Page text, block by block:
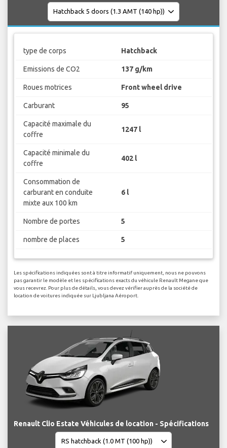
type de corps Hatchback
Emissions de CO2 137 g/km
Roues motrices Front wheel drive
Carburant 95
Capacité maximale du
coffre
1247 l
Capacité minimale du
coffre
402 l
Consommation de
carburant en conduite
mixte aux 100 km
6 l
Nombre de portes 5
nombre de places 5
Les spécifications indiquées sont à titre informatif uniquement, nous ne pouvons
pas garantir le modèle et les spécifications exacts du véhicule Renault Megane que
vous recevrez. Pour plus de détails, vous devez vérifier auprès de la société de
location de voitures indiquée sur Ljubljana Aéroport.
Renault Clio Estate Véhicules de location - Spécifications